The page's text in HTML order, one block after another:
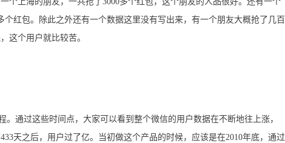
个红包。除此之外还有一个数据这里没有写出来，有一个朋友大概抢了几百
这个用户就比较苦。
通过这些时间点，大家可以看到整个微信的用户数据在不断地往上涨，
天之后，用户过了亿。当初做这个产品的时候，应该是在2010年底，通过